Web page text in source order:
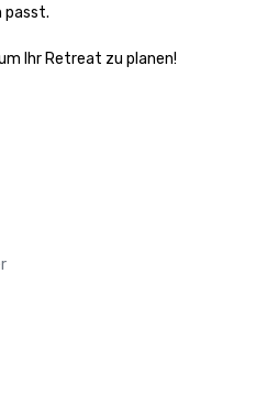
passt.
Ihr Retreat zu planen!